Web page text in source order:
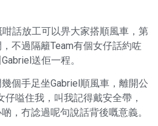
話放工可以畀大家搭順風車，第
不過隔籬Team有個女仔話約咗
送佢一程。
個手足坐Gabriel順風車，離開公
仔嗌住我，叫我記得戴安全帶，
，冇諗過呢句說話背後嘅意義。